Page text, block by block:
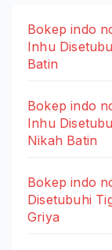
Bokep indo
Inhu
Batin
Bokep indo
Inhu
Nikah Batin
Bokep indo
Disetubuhi
Griya